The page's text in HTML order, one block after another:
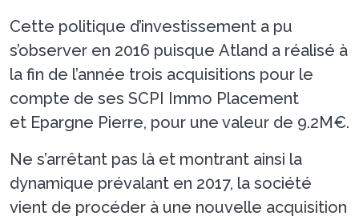
Cette politique d’investissement a pu
s’observer en 2016 puisque Atland a réalisé à
la fin de l’année trois acquisitions pour le
compte de ses SCPI Immo Placement
et Epargne Pierre, pour une valeur de 9.2M€.
Ne s’arrêtant pas là et montrant ainsi la
dynamique prévalant en 2017, la société
vient de procéder à une nouvelle acquisition